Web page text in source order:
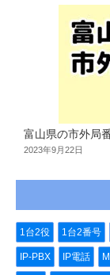
富山県の市外局
2023年9月22日
1台2役 1台2番号
IP-PBX IP電話